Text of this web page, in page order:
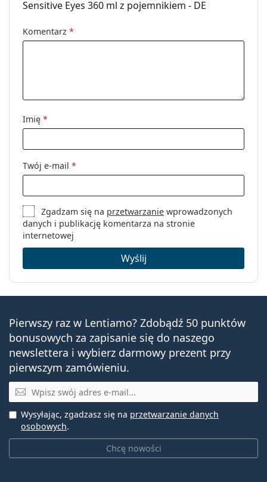
Ważność:
Co najmniej 18 miesięcy
otwarciu:
Kategoria:
Płyny
kontaktowych
Sensitive Eyes 360 ml z pojemnikiem - DE
Komentarz *
Imię *
Twój e-mail *
Zgadzam się na przetwarzanie wprowadzonych
danych i publikację komentarza na stronie
internetowej
Wyślij
Pierwszy raz w Lentiamo? Zdobądź 50 punktów
bonusowych za zapisanie się do naszego
newslettera i wybierz darmowy prezent przy
pierwszym zamówieniu.
E-mail
Chcę nowości
Wysyłając, zgadzasz się na przetwarzanie danych
osobowych.